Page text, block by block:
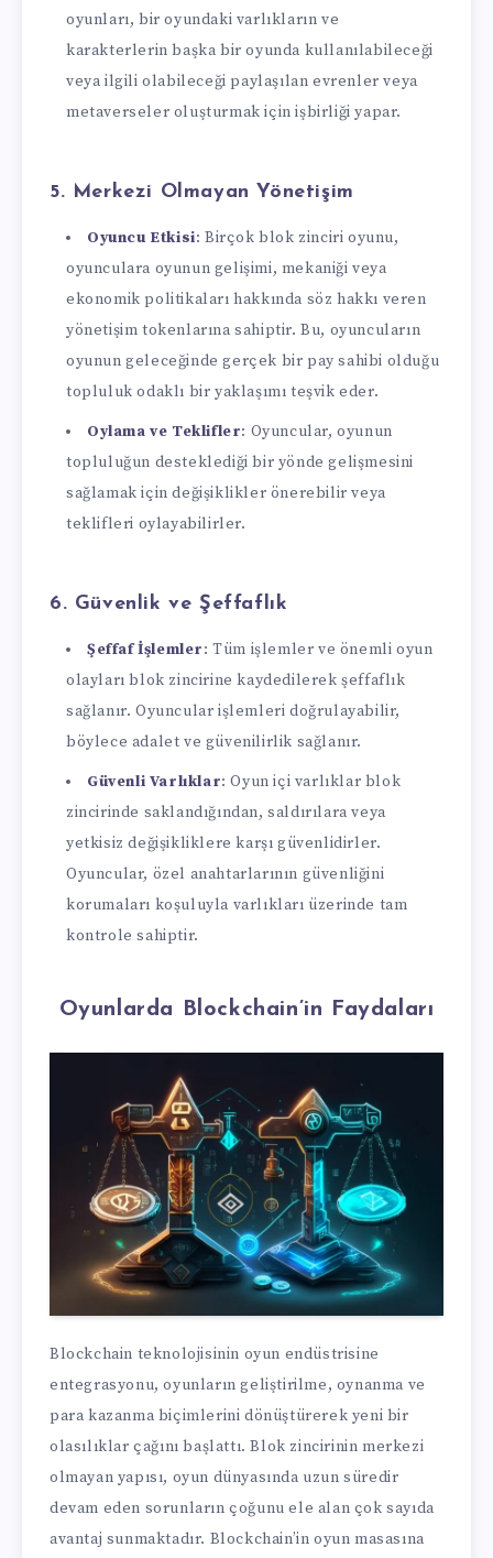
oyunları, bir oyundaki varlıkların ve
karakterlerin başka bir oyunda kullanılabileceği
veya ilgili olabileceği paylaşılan evrenler veya
metaverseler oluşturmak için işbirliği yapar.
5. Merkezi Olmayan Yönetişim
Oyuncu Etkisi: Birçok blok zinciri oyunu,
oyunculara oyunun gelişimi, mekaniği veya
ekonomik politikaları hakkında söz hakkı veren
yönetişim tokenlarına sahiptir. Bu, oyuncuların
oyunun geleceğinde gerçek bir pay sahibi olduğu
topluluk odaklı bir yaklaşımı teşvik eder.
Oylama ve Teklifler: Oyuncular, oyunun
topluluğun desteklediği bir yönde gelişmesini
sağlamak için değişiklikler önerebilir veya
teklifleri oylayabilirler.
6. Güvenlik ve Şeffaflık
Şeffaf İşlemler: Tüm işlemler ve önemli oyun
olayları blok zincirine kaydedilerek şeffaflık
sağlanır. Oyuncular işlemleri doğrulayabilir,
böylece adalet ve güvenilirlik sağlanır.
Güvenli Varlıklar: Oyun içi varlıklar blok
zincirinde saklandığından, saldırılara veya
yetkisiz değişikliklere karşı güvenlidirler.
Oyuncular, özel anahtarlarının güvenliğini
korumaları koşuluyla varlıkları üzerinde tam
kontrole sahiptir.
Oyunlarda Blockchain’in Faydaları
Blockchain teknolojisinin oyun endüstrisine
entegrasyonu, oyunların geliştirilme, oynanma ve
para kazanma biçimlerini dönüştürerek yeni bir
olasılıklar çağını başlattı. Blok zincirinin merkezi
olmayan yapısı, oyun dünyasında uzun süredir
devam eden sorunların çoğunu ele alan çok sayıda
avantaj sunmaktadır. Blockchain’in oyun masasına